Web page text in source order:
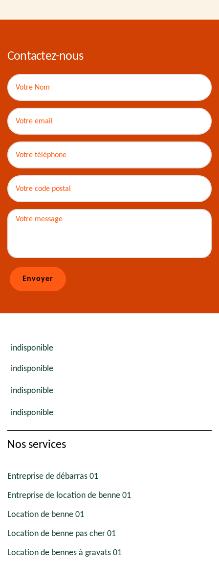
Contactez-nous
indisponible
indisponible
indisponible
indisponible
Nos services
Entreprise de débarras 01
Entreprise de location de benne 01
Location de benne 01
Location de benne pas cher 01
Location de bennes à gravats 01